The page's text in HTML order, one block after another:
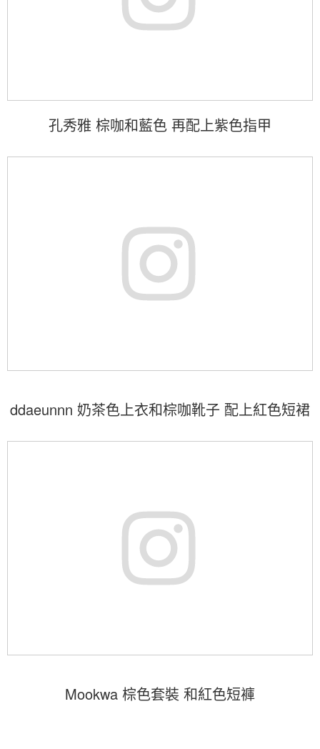
孔秀雅 棕咖和藍色 再配上紫色指甲
ddaeunnn 奶茶色上衣和棕咖靴子 配上紅色短裙
Mookwa 棕色套裝 和紅色短褲